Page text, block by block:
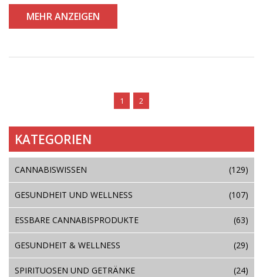
MEHR ANZEIGEN
1 2
KATEGORIEN
CANNABISWISSEN (129)
GESUNDHEIT UND WELLNESS (107)
ESSBARE CANNABISPRODUKTE (63)
GESUNDHEIT & WELLNESS (29)
SPIRITUOSEN UND GETRÄNKE (24)